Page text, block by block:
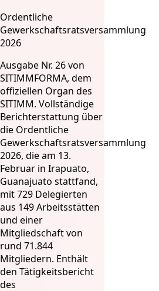
Ordentliche
Gewerkschaftsratsversammlung
2026
Ausgabe Nr. 26 von
SITIMMFORMA, dem
offiziellen Organ des
SITIMM. Vollständige
Berichterstattung über
die Ordentliche
Gewerkschaftsratsversammlung
2026, die am 13.
Februar in Irapuato,
Guanajuato stattfand,
mit 729 Delegierten
aus 149 Arbeitsstätten
und einer
Mitgliedschaft von
rund 71.844
Mitgliedern. Enthält
den Tätigkeitsbericht
des